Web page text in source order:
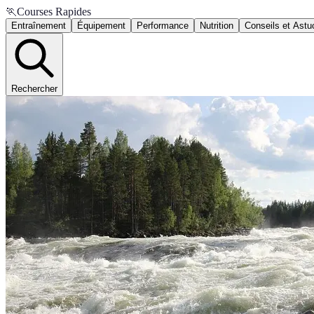
🏃Courses Rapides
Entraînement Équipement Performance Nutrition Conseils et
Rechercher